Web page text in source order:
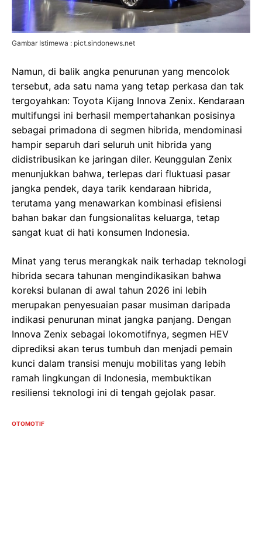
Gambar Istimewa : pict.sindonews.net
Namun, di balik angka penurunan yang mencolok
tersebut, ada satu nama yang tetap perkasa dan tak
tergoyahkan: Toyota Kijang Innova Zenix. Kendaraan
multifungsi ini berhasil mempertahankan posisinya
sebagai primadona di segmen hibrida, mendominasi
hampir separuh dari seluruh unit hibrida yang
didistribusikan ke jaringan diler. Keunggulan Zenix
menunjukkan bahwa, terlepas dari fluktuasi pasar
jangka pendek, daya tarik kendaraan hibrida,
terutama yang menawarkan kombinasi efisiensi
bahan bakar dan fungsionalitas keluarga, tetap
sangat kuat di hati konsumen Indonesia.
Minat yang terus merangkak naik terhadap teknologi
hibrida secara tahunan mengindikasikan bahwa
koreksi bulanan di awal tahun 2026 ini lebih
merupakan penyesuaian pasar musiman daripada
indikasi penurunan minat jangka panjang. Dengan
Innova Zenix sebagai lokomotifnya, segmen HEV
diprediksi akan terus tumbuh dan menjadi pemain
kunci dalam transisi menuju mobilitas yang lebih
ramah lingkungan di Indonesia, membuktikan
resiliensi teknologi ini di tengah gejolak pasar.
OTOMOTIF